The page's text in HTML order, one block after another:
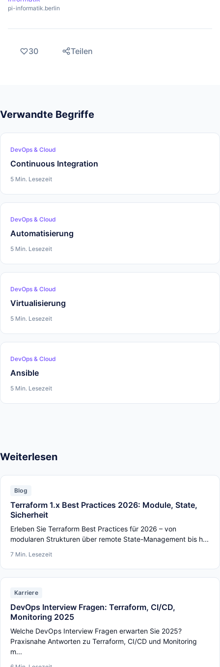
pi-informatik.berlin
30 Teilen
Verwandte Begriffe
DevOps & Cloud
Continuous Integration
5 Min. Lesezeit
DevOps & Cloud
Automatisierung
5 Min. Lesezeit
DevOps & Cloud
Virtualisierung
5 Min. Lesezeit
DevOps & Cloud
Ansible
5 Min. Lesezeit
Weiterlesen
Blog
Terraform 1.x Best Practices 2026: Module, State,
Sicherheit
Erleben Sie Terraform Best Practices für 2026 – von
modularen Strukturen über remote State-Management bis h...
7 Min. Lesezeit
Karriere
DevOps Interview Fragen: Terraform, CI/CD,
Monitoring 2025
Welche DevOps Interview Fragen erwarten Sie 2025?
Praxisnahe Antworten zu Terraform, CI/CD und Monitoring
m...